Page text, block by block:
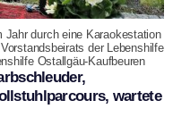
Jahr durch eine Karaokestation
der Lebenshilfe
Ostallgäu-Kaufbeuren
wartete